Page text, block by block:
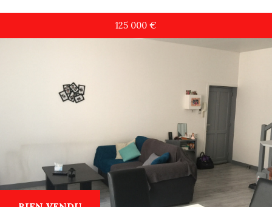
125 000 €